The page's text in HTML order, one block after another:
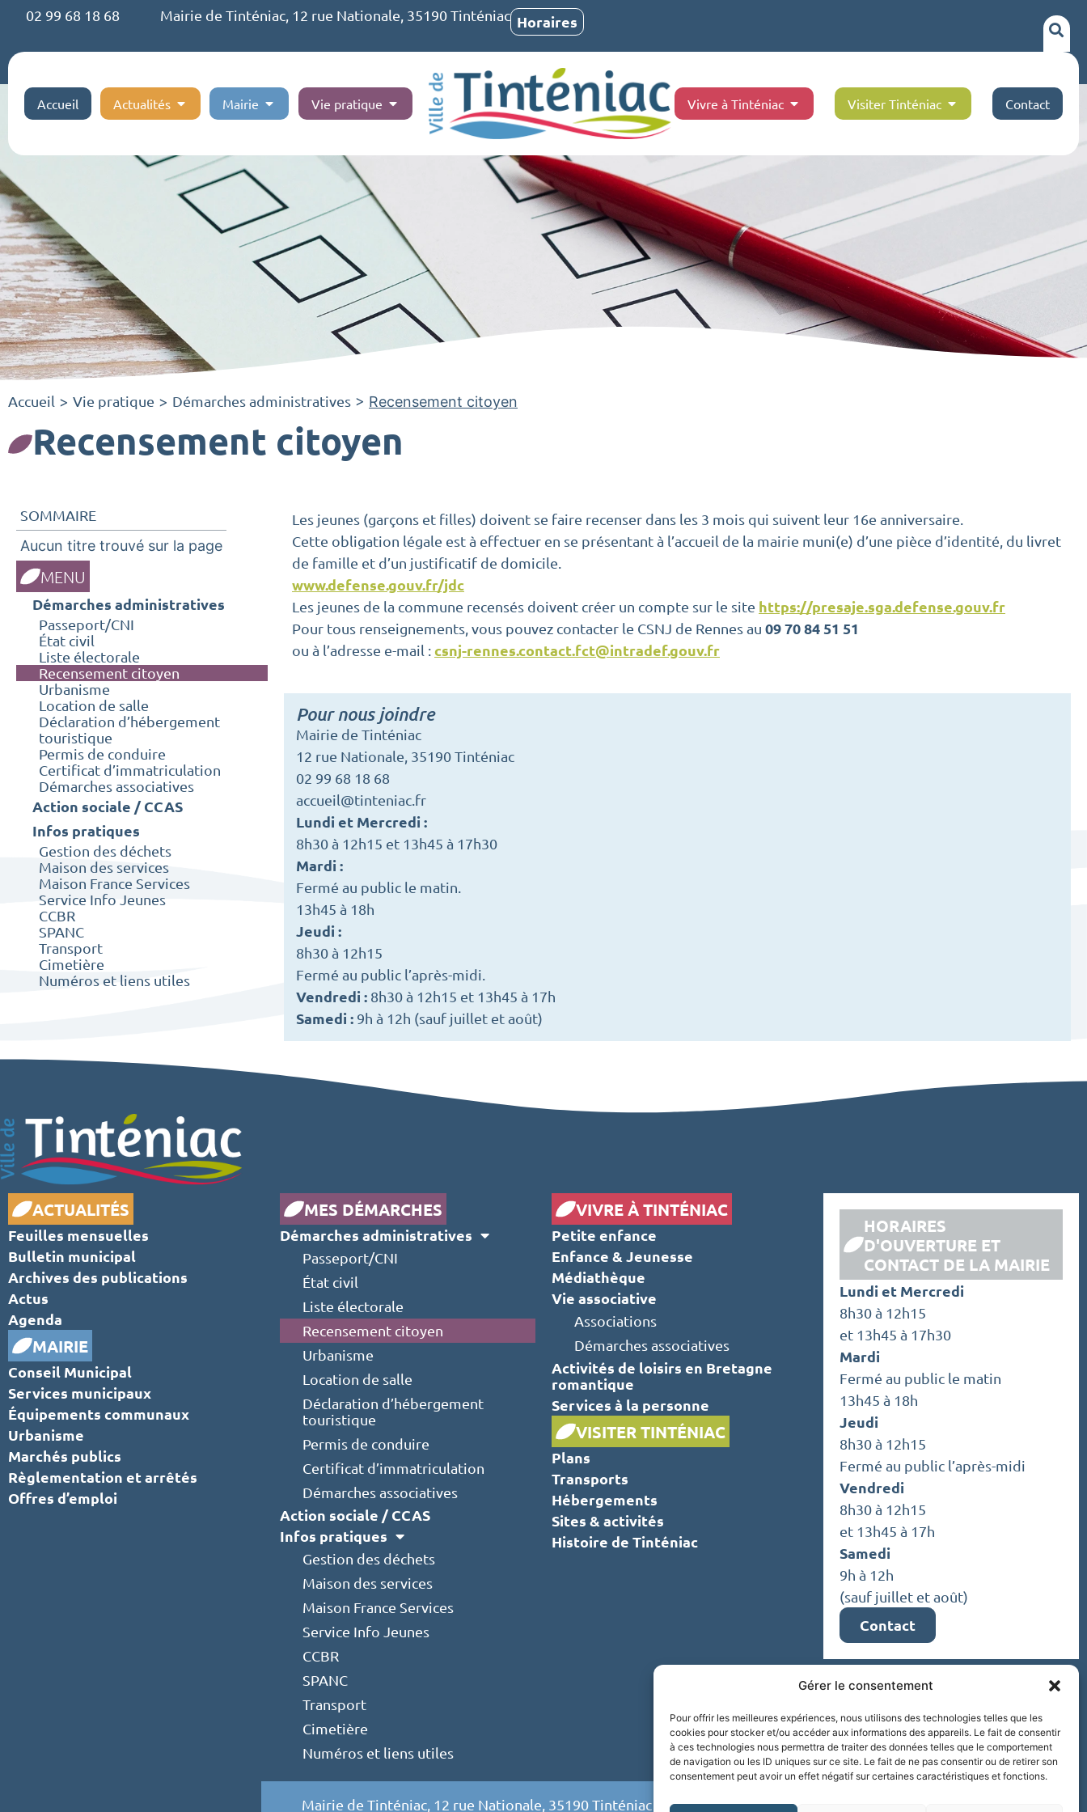
Gérer le consentement
Pour offrir les meilleures expériences, nous utilisons des technologies telles que les
cookies pour stocker et/ou accéder aux informations des appareils. Le fait de consentir
à ces technologies nous permettra de traiter des données telles que le comportement
de navigation ou les ID uniques sur ce site. Le fait de ne pas consentir ou de retirer son
consentement peut avoir un effet négatif sur certaines caractéristiques et fonctions.
02 99 68 18 68 Mairie de Tinténiac, 12 rue Nationale, 35190 Tinténiac Horaires
Accueil Actualités Mairie Vie pratique Vivre à Tinténiac Visiter Tinténiac Contact
Accueil > Vie pratique > Démarches administratives > Recensement citoyen
Recensement citoyen
SOMMAIRE
Aucun titre trouvé sur la page
MENU
Démarches administratives
Passeport/CNI
État civil
Liste électorale
Recensement citoyen
Urbanisme
Location de salle
Déclaration d’hébergement
touristique
Permis de conduire
Certificat d’immatriculation
Démarches associatives
Action sociale / CCAS
Infos pratiques
Gestion des déchets
Maison des services
Maison France Services
Service Info Jeunes
CCBR
SPANC
Transport
Cimetière
Numéros et liens utiles
Les jeunes (garçons et filles) doivent se faire recenser dans les 3 mois qui suivent leur 16e anniversaire.
Cette obligation légale est à effectuer en se présentant à l’accueil de la mairie muni(e) d’une pièce d’identité, du livret
de famille et d’un justificatif de domicile.
www.defense.gouv.fr/jdc
Les jeunes de la commune recensés doivent créer un compte sur le site https://presaje.sga.defense.gouv.fr
Pour tous renseignements, vous pouvez contacter le CSNJ de Rennes au 09 70 84 51 51
ou à l’adresse e-mail :csnj-rennes.contact.fct@intradef.gouv.fr
Pour nous joindre
Mairie de Tinténiac
12 rue Nationale, 35190 Tinténiac
02 99 68 18 68
accueil@tinteniac.fr
Lundi et Mercredi :
8h30 à 12h15 et 13h45 à 17h30
Mardi :
Fermé au public le matin.
13h45 à 18h
Jeudi :
8h30 à 12h15
Fermé au public l’après-midi.
Vendredi : 8h30 à 12h15 et 13h45 à 17h
Samedi : 9h à 12h (sauf juillet et août)
ACTUALITÉS
Feuilles mensuelles
Bulletin municipal
Archives des publications
Actus
Agenda
MAIRIE
Conseil Municipal
Services municipaux
Équipements communaux
Urbanisme
Marchés publics
Règlementation et arrêtés
Offres d’emploi
MES DÉMARCHES
Démarches administratives
Passeport/CNI
État civil
Liste électorale
Recensement citoyen
Urbanisme
Location de salle
Déclaration d’hébergement
touristique
Permis de conduire
Certificat d’immatriculation
Démarches associatives
Action sociale / CCAS
Infos pratiques
Gestion des déchets
Maison des services
Maison France Services
Service Info Jeunes
CCBR
SPANC
Transport
Cimetière
Numéros et liens utiles
VIVRE À TINTÉNIAC
Petite enfance
Enfance & Jeunesse
Médiathèque
Vie associative
Associations
Démarches associatives
Activités de loisirs en Bretagne
romantique
Services à la personne
VISITER TINTÉNIAC
Plans
Transports
Hébergements
Sites & activités
Histoire de Tinténiac
HORAIRES
D'OUVERTURE ET
CONTACT DE LA MAIRIE
Lundi et Mercredi
8h30 à 12h15
et 13h45 à 17h30
Mardi
Fermé au public le matin
13h45 à 18h
Jeudi
8h30 à 12h15
Fermé au public l’après-midi
Vendredi
8h30 à 12h15
et 13h45 à 17h
Samedi
9h à 12h
(sauf juillet et août)
Contact
Mairie de Tinténiac, 12 rue Nationale, 35190 Tinténiac – Tél. 02 99 68 18 68